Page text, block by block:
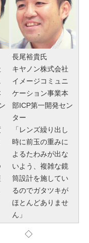
長尾裕貴氏
キヤノン株式会社
イメージコミュニ
ケーション事業本
部ICP第一開発セン
ター
「レンズ繰り出し
時に前玉の重みに
よるたわみが出な
いよう、複雑な鏡
筒設計を施してい
るのでガタツキが
ほとんどありませ
ん」